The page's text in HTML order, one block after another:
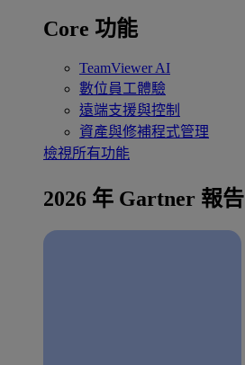
Core 功能
TeamViewer AI
數位員工體驗
遠端支援與控制
資產與修補程式管理
檢視所有功能
2026 年 Gartner 報告